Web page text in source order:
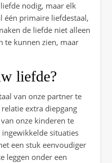
nodig, maar elk
één primaire liefdestaal,
de liefde niet alleen
te kunnen zien, maar
liefde?
van onze partner te
extra diepgang
onze kinderen te
situaties
een stuk eenvoudiger
leggen onder een